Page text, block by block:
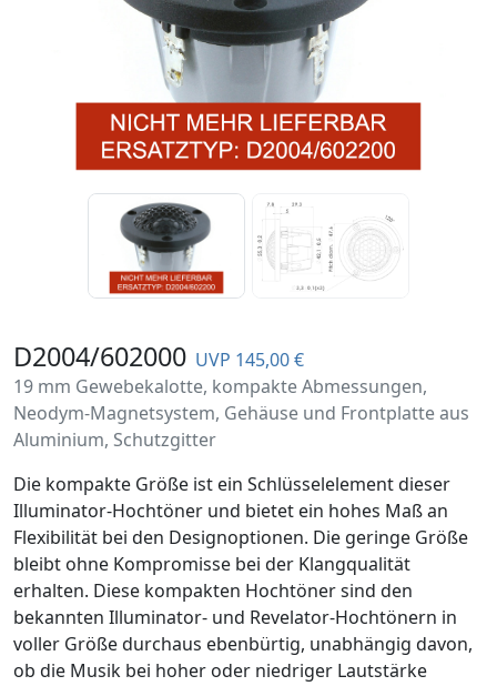
D2004/602000 UVP 145,00 €
19 mm Gewebekalotte, kompakte Abmessungen,
Neodym-Magnetsystem, Gehäuse und Frontplatte aus
Aluminium, Schutzgitter
Die kompakte Größe ist ein Schlüsselelement dieser
Illuminator-Hochtöner und bietet ein hohes Maß an
Flexibilität bei den Designoptionen. Die geringe Größe
bleibt ohne Kompromisse bei der Klangqualität
erhalten. Diese kompakten Hochtöner sind den
bekannten Illuminator- und Revelator-Hochtönern in
voller Größe durchaus ebenbürtig, unabhängig davon,
ob die Musik bei hoher oder niedriger Lautstärke